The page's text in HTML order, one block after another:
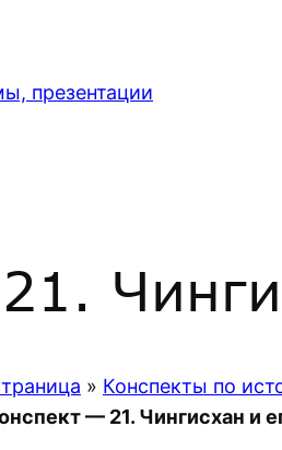
презентации
» Конспекты по
— 21. Чингисхан и